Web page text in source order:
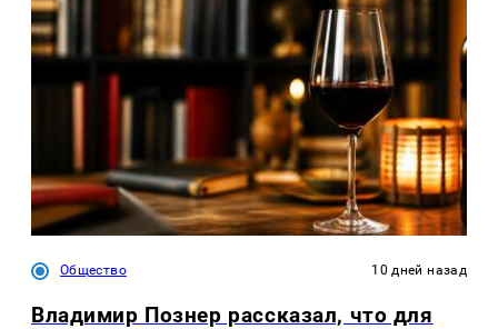
Общество 10 дней назад
Владимир Познер рассказал, что для